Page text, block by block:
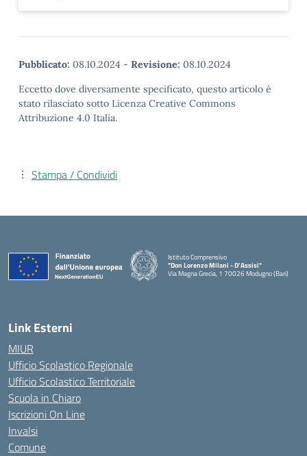
Pubblicato: 08.10.2024 - Revisione: 08.10.2024
Eccetto dove diversamente specificato, questo articolo è
stato rilasciato sotto Licenza Creative Commons
Attribuzione 4.0 Italia.
Stampa / Condividi
Istituto Comprensivo
"Don Lorenzo Milani - D’Assisi"
Via Magna Grecia, 1 70026 Modugno (Bari)
— Visita la pagina iniziale della scuola
Link Esterni
MIUR
Ufficio Scolastico Regionale
Ufficio Scolastico Territoriale
Scuola in Chiaro
Iscrizioni On Line
Invalsi
Comune